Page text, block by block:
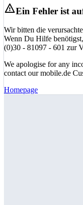
Ein Fehler ist
Wir bitten die
Wenn Du Hilfe
(0)30 - 81097 - 601 zur
We apologise for any
contact our mobile.de
Homepage